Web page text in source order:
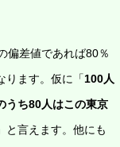
偏差値であれば80％
ります。仮に「100人
うち80人はこの東京
」と言えます。他にも